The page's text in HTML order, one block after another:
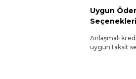
Uygun
Seçenekleri
Anlaşmalı
uygun taksit